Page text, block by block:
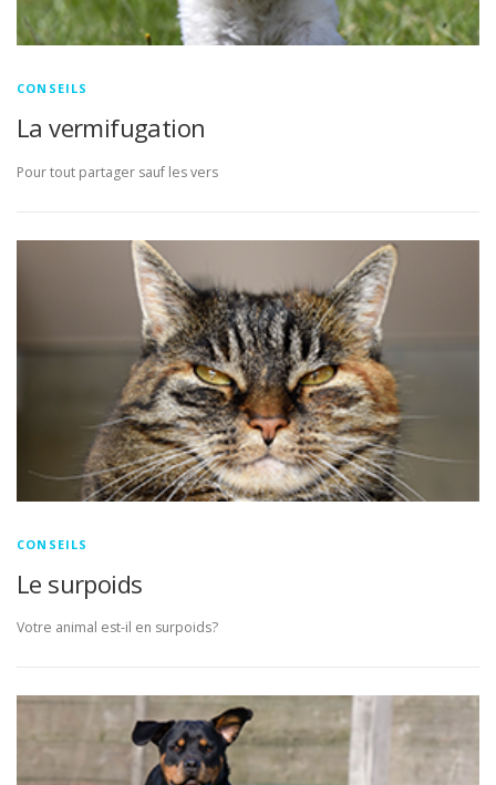
CONSEILS
La vermifugation
Pour tout partager sauf les vers
CONSEILS
Le surpoids
Votre animal est-il en surpoids?